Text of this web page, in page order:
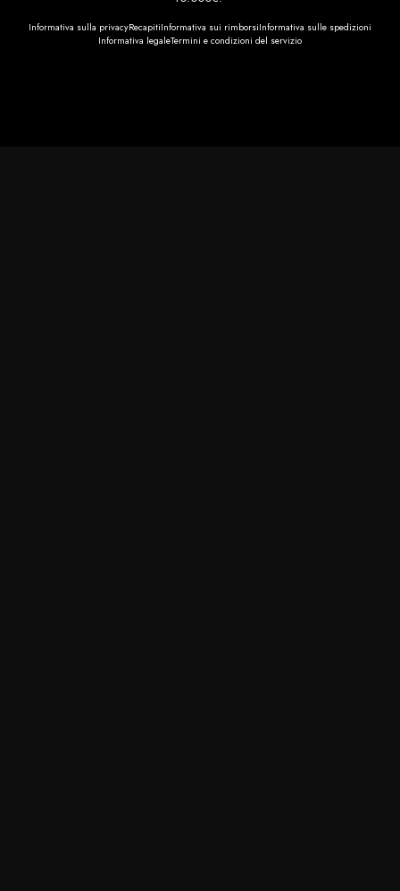
Informativa sulla privacyRecapitiInformativa sui rimborsiInformativa sulle spedizioni
Informativa legaleTermini e condizioni del servizio